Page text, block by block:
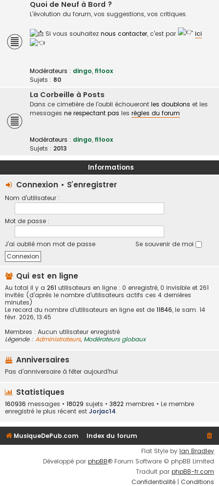
Quoi de Neuf à Bord ?
L'évolution du forum, vos suggestions, vos critiques.
Si vous souhaitez nous contacter, c'est par ici
Modérateurs : dingo, fifoox
Sujets : 80
La Corbeille à Posts
Dans ce cimetière de l'oubli échoueront les doublons et les
messages ne respectant pas les règles du forum
Modérateurs : dingo, fifoox
Sujets : 2013
Informations
Connexion • S’enregistrer
Nom d’utilisateur :
Mot de passe :
J’ai oublié mon mot de passe Se souvenir de moi
Qui est en ligne
Au total il y a 261 utilisateurs en ligne : 0 enregistré, 0 invisible et 261
invités (d’après le nombre d’utilisateurs actifs ces 4 dernières
minutes)
Le record du nombre d’utilisateurs en ligne est de 11846, le sam. 14
févr. 2026, 13:45
Membres : Aucun utilisateur enregistré
Légende : Administrateurs, Modérateurs globaux
Anniversaires
Pas d’anniversaire à fêter aujourd’hui
Statistiques
160936 messages • 18029 sujets • 3822 membres • Le membre
enregistré le plus récent est Jorjac14.
MusiqueDePub.com
Index du forum
Flat Style by Ian Bradley
Développé par phpBB® Forum Software © phpBB Limited
Traduit par phpBB-fr.com
Confidentialité | Conditions